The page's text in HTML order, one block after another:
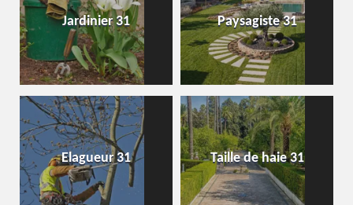
Jardinier 31 Paysagiste 31
Elagueur 31 Taille de haie 31